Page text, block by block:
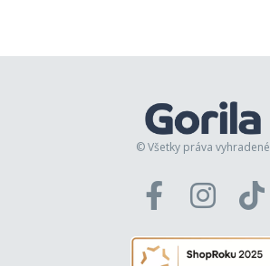
© Všetky práva vyhradené